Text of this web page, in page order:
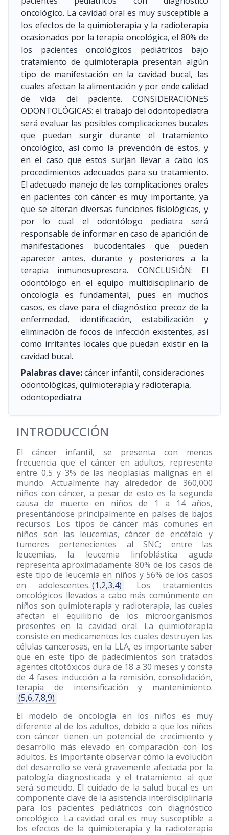
oncológico. La cavidad oral es muy susceptible a
los efectos de la quimioterapia y la radioterapia
ocasionados por la terapia oncológica, el 80% de
los pacientes oncológicos pediátricos bajo
tratamiento de quimioterapia presentan algún
tipo de manifestación en la cavidad bucal, las
cuales afectan la alimentación y por ende calidad
de vida del paciente. CONSIDERACIONES
ODONTOLÓGICAS: el trabajo del odontopediatra
será evaluar las posibles complicaciones bucales
que puedan surgir durante el tratamiento
oncológico, así como la prevención de estos, y
en el caso que estos surjan llevar a cabo los
procedimientos adecuados para su tratamiento.
El adecuado manejo de las complicaciones orales
en pacientes con cáncer es muy importante, ya
que se alteran diversas funciones fisiológicas, y
por lo cual el odontólogo pediatra será
responsable de informar en caso de aparición de
manifestaciones bucodentales que pueden
aparecer antes, durante y posteriores a la
terapia inmunosupresora. CONCLUSIÓN: El
odontólogo en el equipo multidisciplinario de
oncología es fundamental, pues en muchos
casos, es clave para el diagnóstico precoz de la
enfermedad, identificación, estabilización y
eliminación de focos de infección existentes, así
como irritantes locales que puedan existir en la
cavidad bucal.
Palabras clave:cáncer infantil, consideraciones
odontológicas, quimioterapia y radioterapia,
odontopediatra
INTRODUCCIÓN
El cáncer infantil, se presenta con menos
frecuencia que el cáncer en adultos, representa
entre 0,5 y 3% de las neoplasias malignas en el
mundo. Actualmente hay alrededor de 360,000
niños con cáncer, a pesar de esto es la segunda
causa de muerte en niños de 1 a 14 años,
presentándose principalmente en países de bajos
recursos. Los tipos de cáncer más comunes en
niños son las leucemias, cáncer de encéfalo y
tumores pertenecientes al SNC; entre las
leucemias, la leucemia linfoblástica aguda
representa aproximadamente 80% de los casos de
este tipo de leucemia en niños y 56% de los casos
en adolescentes. (1,2,3,4)
Los tratamientos
oncológicos llevados a cabo más comúnmente en
niños son quimioterapia y radioterapia, las cuales
afectan el equilibrio de los microorganismos
presentes en la cavidad oral. La quimioterapia
consiste en medicamentos los cuales destruyen las
células cancerosas, en la LLA, es importante saber
que en este tipo de padecimientos son tratados
agentes citotóxicos dura de 18 a 30 meses y consta
de 4 fases: inducción a la remisión, consolidación,
terapia de intensificación y mantenimiento.
(5,6,7,8,9)
El modelo de oncología en los niños es muy
diferente al de los adultos, debido a que los niños
con cáncer tienen un potencial de crecimiento y
desarrollo más elevado en comparación con los
adultos. Es importante observar cómo la evolución
del desarrollo se verá gravemente afectada por la
patología diagnosticada y el tratamiento al que
será sometido. El cuidado de la salud bucal es un
componente clave de la asistencia interdisciplinaria
para los pacientes pediátricos con diagnóstico
oncológico. La cavidad oral es muy susceptible a
los efectos de la quimioterapia y la radioterapia